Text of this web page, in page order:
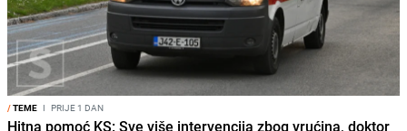
/TEME I PRIJE 1 DAN
Hitna pomoć KS: Sve više intervencija zbog vrućina, doktor